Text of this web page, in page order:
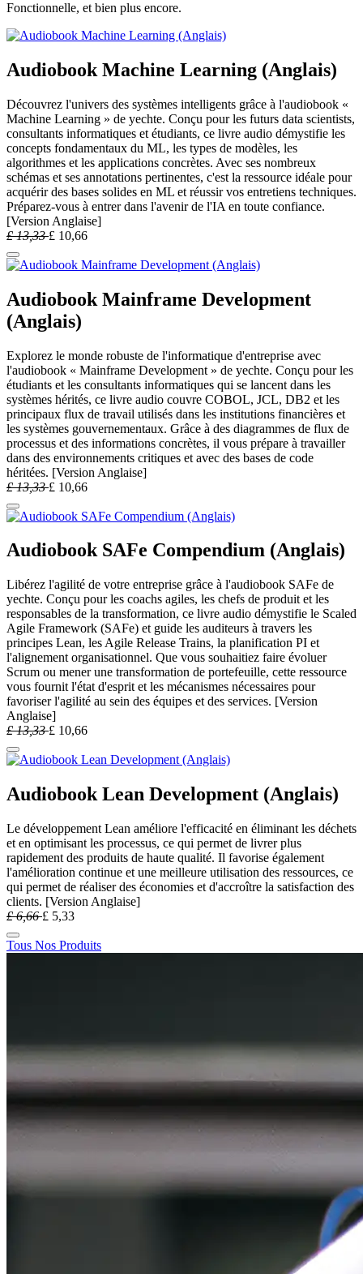
Fonctionnelle, et bien plus encore.
Audiobook Machine Learning (Anglais)
Découvrez l'univers des systèmes intelligents grâce à l'audiobook «
Machine Learning » de yechte. Conçu pour les futurs data scientists,
consultants informatiques et étudiants, ce livre audio démystifie les
concepts fondamentaux du ML, les types de modèles, les
algorithmes et les applications concrètes. Avec ses nombreux
schémas et ses annotations pertinentes, c'est la ressource idéale pour
acquérir des bases solides en ML et réussir vos entretiens techniques.
Préparez-vous à entrer dans l'avenir de l'IA en toute confiance.
[Version Anglaise]
£13,33 £ 10,66
Audiobook Mainframe Development
(Anglais)
Explorez le monde robuste de l'informatique d'entreprise avec
l'audiobook « Mainframe Development » de yechte. Conçu pour les
étudiants et les consultants informatiques qui se lancent dans les
systèmes hérités, ce livre audio couvre COBOL, JCL, DB2 et les
principaux flux de travail utilisés dans les institutions financières et
les systèmes gouvernementaux. Grâce à des diagrammes de flux de
processus et des informations concrètes, il vous prépare à travailler
dans des environnements critiques et avec des bases de code
héritées. [Version Anglaise]
£13,33 £ 10,66
Audiobook SAFe Compendium (Anglais)
Libérez l'agilité de votre entreprise grâce à l'audiobook SAFe de
yechte. Conçu pour les coachs agiles, les chefs de produit et les
responsables de la transformation, ce livre audio démystifie le Scaled
Agile Framework (SAFe) et guide les auditeurs à travers les
principes Lean, les Agile Release Trains, la planification PI et
l'alignement organisationnel. Que vous souhaitiez faire évoluer
Scrum ou mener une transformation de portefeuille, cette ressource
vous fournit l'état d'esprit et les mécanismes nécessaires pour
favoriser l'agilité au sein des équipes et des services. [Version
Anglaise]
£13,33 £ 10,66
Audiobook Lean Development (Anglais)
Le développement Lean améliore l'efficacité en éliminant les déchets
et en optimisant les processus, ce qui permet de livrer plus
rapidement des produits de haute qualité. Il favorise également
l'amélioration continue et une meilleure utilisation des ressources, ce
qui permet de réaliser des économies et d'accroître la satisfaction des
clients. [Version Anglaise]
£6,66 £ 5,33
Tous Nos Produits